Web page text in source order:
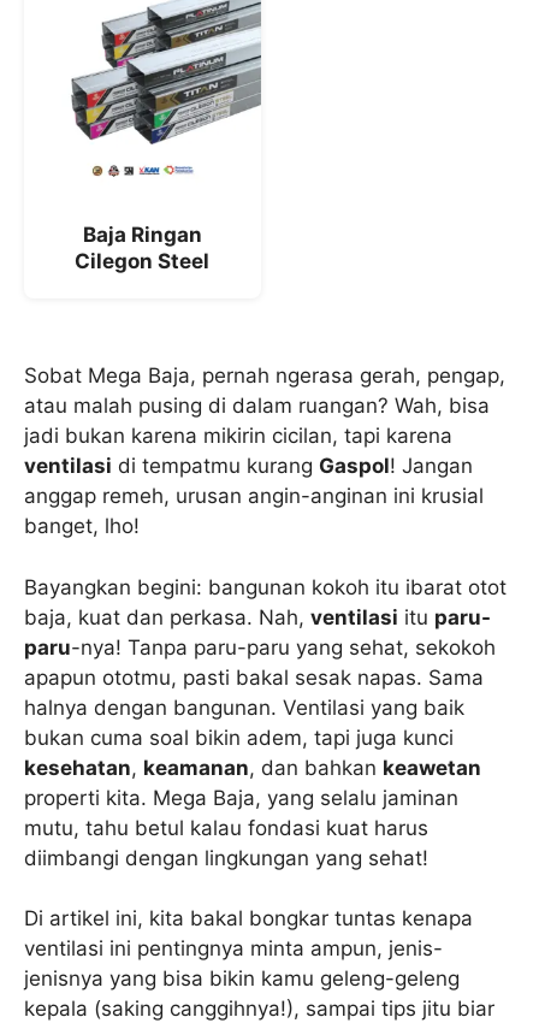
Baja Ringan
Cilegon Steel
Sobat Mega Baja, pernah ngerasa gerah, pengap,
atau malah pusing di dalam ruangan? Wah, bisa
jadi bukan karena mikirin cicilan, tapi karena
ventilasi di tempatmu kurang Gaspol! Jangan
anggap remeh, urusan angin-anginan ini krusial
banget, lho!
Bayangkan begini: bangunan kokoh itu ibarat otot
baja, kuat dan perkasa. Nah, ventilasi itu paru-
paru-nya! Tanpa paru-paru yang sehat, sekokoh
apapun ototmu, pasti bakal sesak napas. Sama
halnya dengan bangunan. Ventilasi yang baik
bukan cuma soal bikin adem, tapi juga kunci
kesehatan, keamanan, dan bahkan keawetan
properti kita. Mega Baja, yang selalu jaminan
mutu, tahu betul kalau fondasi kuat harus
diimbangi dengan lingkungan yang sehat!
Di artikel ini, kita bakal bongkar tuntas kenapa
ventilasi ini pentingnya minta ampun, jenis-
jenisnya yang bisa bikin kamu geleng-geleng
kepala (saking canggihnya!), sampai tips jitu biar